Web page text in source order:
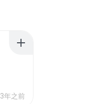
3年之前